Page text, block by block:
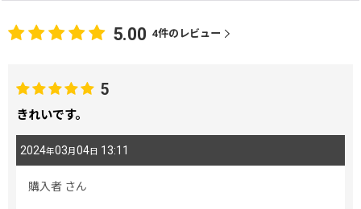
5.00 4件のレビュー
5
きれいです。
2024年03月 04 日 13:11
購入者 さん